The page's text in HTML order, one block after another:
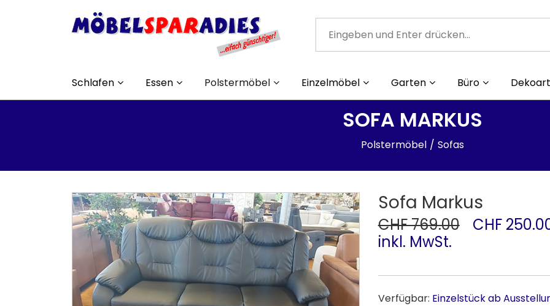
Schlafen Essen Polstermöbel Einzelmöbel Garten Büro
SOFA MARKUS
Polstermöbel Sofas
Sofa Markus
CHF 769.00
CHF
inkl. MwSt.
Verfügbar: Einzelstück ab